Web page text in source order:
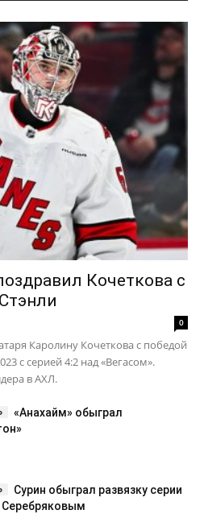
Кочеткова с
0
Каролину Кочеткова с победой
с серией 4:2 над «Вегасом».
в АХЛ.
«Анахайм» обыграл
Сурин обыграл развязку серии
Серебряковым